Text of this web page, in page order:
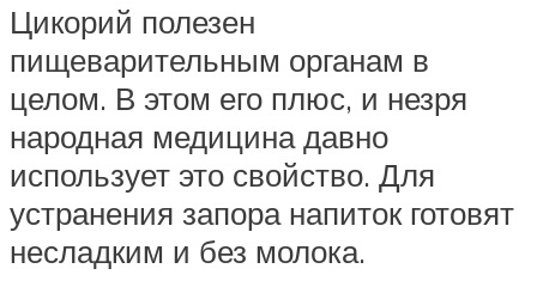
Цикорий полезен
пищеварительным органам в
целом. В этом его плюс, и незря
народная медицина давно
использует это свойство. Для
устранения запора напиток готовят
несладким и без молока.